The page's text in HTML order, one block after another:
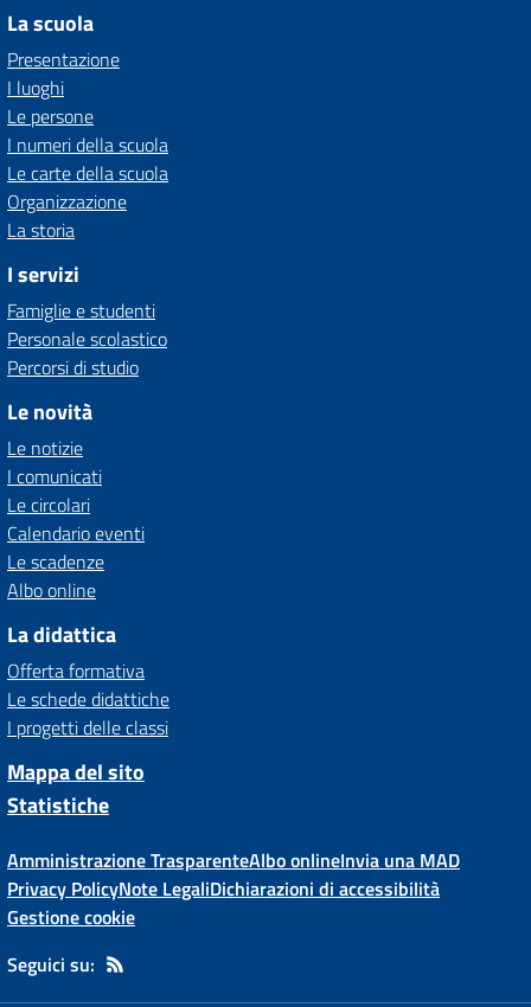
La scuola
Presentazione
I luoghi
Le persone
I numeri della scuola
Le carte della scuola
Organizzazione
La storia
I servizi
Famiglie e studenti
Personale scolastico
Percorsi di studio
Le novità
Le notizie
I comunicati
Le circolari
Calendario eventi
Le scadenze
Albo online
La didattica
Offerta formativa
Le schede didattiche
I progetti delle classi
Mappa del sito
Statistiche
Amministrazione TrasparenteAlbo onlineInvia una MAD
Privacy PolicyNote LegaliDichiarazioni di accessibilità
Gestione cookie
Seguici su: